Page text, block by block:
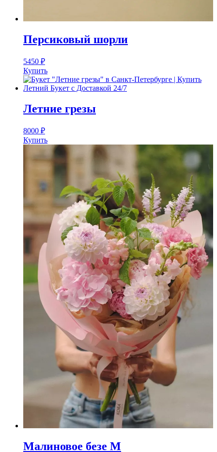
Персиковый шорли
5450 ₽
Купить
Летние грезы
8000 ₽
Купить
Малиновое безе M